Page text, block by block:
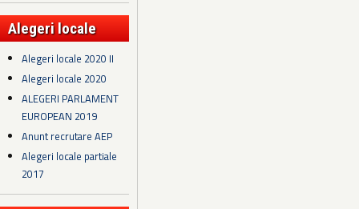
Alegeri locale
Alegeri locale 2020 II
Alegeri locale 2020
ALEGERI PARLAMENT
EUROPEAN 2019
Anunt recrutare AEP
Alegeri locale partiale
2017